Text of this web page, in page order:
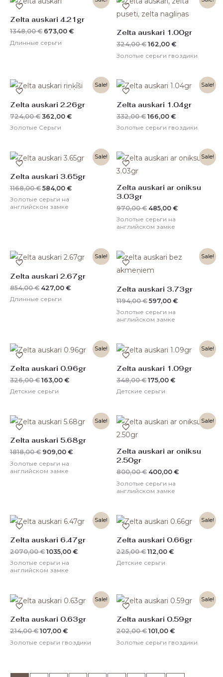
Zelta auskari 4.21gr
1348,00€
цена
1348,00 €.
673,00 €
Длинные серьги
Zelta auskari 1.00gr
324,00€
цена
составляла
162,00 €
цена:
162,00 €.
Золотые серьги гвоздики
Sale!
Zelta auskari 2.26gr
724,00€
Первоначальная
цена
724,00 €.
362,00 €
Текущая
цена:
Золотые Серьги
Sale!
Zelta auskari 1.04gr
332,00€
Первоначальная
цена
332,00 €.
166,00 €
Текущая
цена:
Золотые серьги гвоздики
Sale!
Zelta auskari 3.65gr
1168,00€
Первоначальная
цена
1168,00 €.
584,00 €
Текущая
цена:
Золотые серьги на
английском замке
Sale!
Zelta auskari ar oniksu
3.03gr
970,00€
Первоначальная
цена
485,00 €
Текущая
цена:
Золотые серьги на
английском замке
Sale!
Zelta auskari 2.67gr
854,00€
Первоначальная
цена
854,00 €.
427,00 €
Текущая
цена:
Длинные серьги
Sale!
Zelta auskari 3.73gr
1194,00€
Первоначальная
цена
составляла
597,00 €
Текущая
цена:
Золотые серьги на
английском замке
Sale!
Zelta auskari 0.96gr
326,00€
Первоначальная
цена
326,00 €.
163,00 €
Текущая
цена:
Детские серьги
Sale!
Zelta auskari 1.09gr
348,00€
Первоначальная
цена
348,00 €.
175,00 €
Текущая
цена:
Детские серьги
Sale!
Zelta auskari 5.68gr
1818,00€
Первоначальная
цена
1818,00 €.
909,00 €
Текущая
цена:
Золотые серьги на
английском замке
Sale!
Zelta auskari ar oniksu
2.50gr
800,00€
Первоначальная
цена
400,00 €
Текущая
цена:
Золотые серьги на
английском замке
Sale!
Zelta auskari 6.47gr
2070,00€
Первоначальная
цена
2070,00 €.
1035,00 €
Текущая
цена:
Золотые серьги на
английском замке
Sale!
Zelta auskari 0.66gr
225,00€
Первоначальная
цена
225,00 €.
112,00 €
Текущая
цена:
Детские серьги
Sale!
Zelta auskari 0.63gr
214,00€
Первоначальная
цена
214,00 €.
107,00 €
Текущая
цена:
Золотые серьги гвоздики
Sale!
Zelta auskari 0.59gr
202,00€
Первоначальная
цена
202,00 €.
101,00 €
Текущая
цена:
Золотые серьги гвоздики